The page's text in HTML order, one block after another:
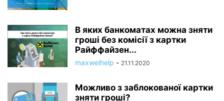
В яких банкоматах можна зняти
гроші без комісії з картки
Райффайзен...
maxwelhelp - 21.11.2020
Можливо з заблокованої картки
зняти гроші?